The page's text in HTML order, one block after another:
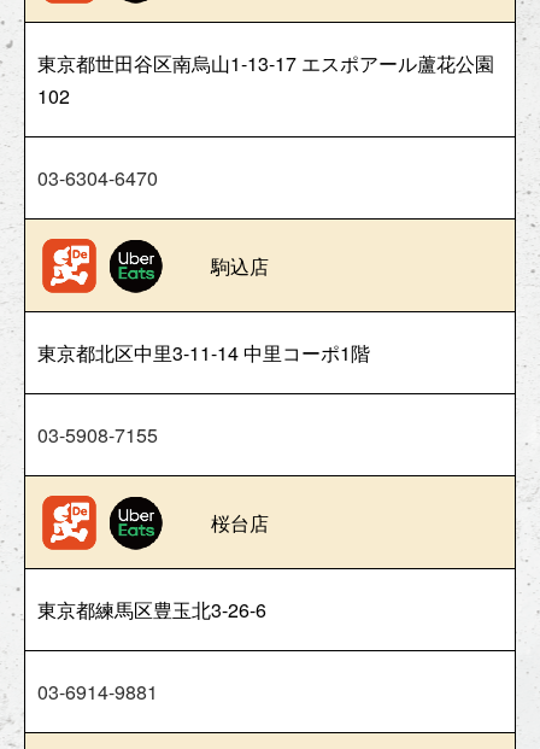
東京都世田谷区南烏山1-13-17 エスポアール蘆花公園
102
03-6304-6470
駒込店
東京都北区中里3-11-14 中里コーポ1階
03-5908-7155
桜台店
東京都練馬区豊玉北3-26-6
03-6914-9881